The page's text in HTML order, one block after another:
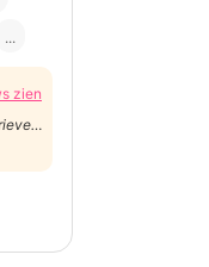
...
zien